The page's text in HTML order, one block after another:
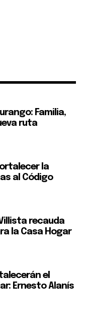
Familia,
ruta
la
al Código
recauda
la Casa Hogar
el
Ernesto Alanís